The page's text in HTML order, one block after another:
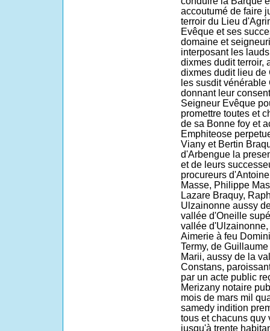
accoutumé de faire
terroir du Lieu
Evêque et ses
domaine et
interposant les
dixmes dudit terroir,
dixmes dudit lieu de
les susdit
donnant leur
Seigneur Evêque
promettre toutes et
de sa Bonne foy et
Emphiteose
Viany et Bertin
d'Arbengue la
et de leurs
procureurs
Masse, Philippe
Lazare Braquy,
Ulzainonne aussy
vallée d'Oneille
vallée
Aimerie à feu
Termy, de
Marii, aussy de la
Constans,
par un acte public
Merizany notaire
mois de mars mil
samedy indition
tous et chacuns quy
jusqu'à trente